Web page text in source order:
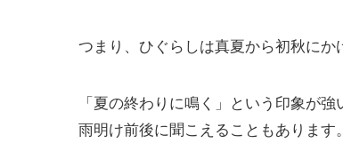
つまり、ひぐらしは真夏から初秋にか
「夏の終わりに鳴く」という印象が
雨明け前後に聞こえることもあります。